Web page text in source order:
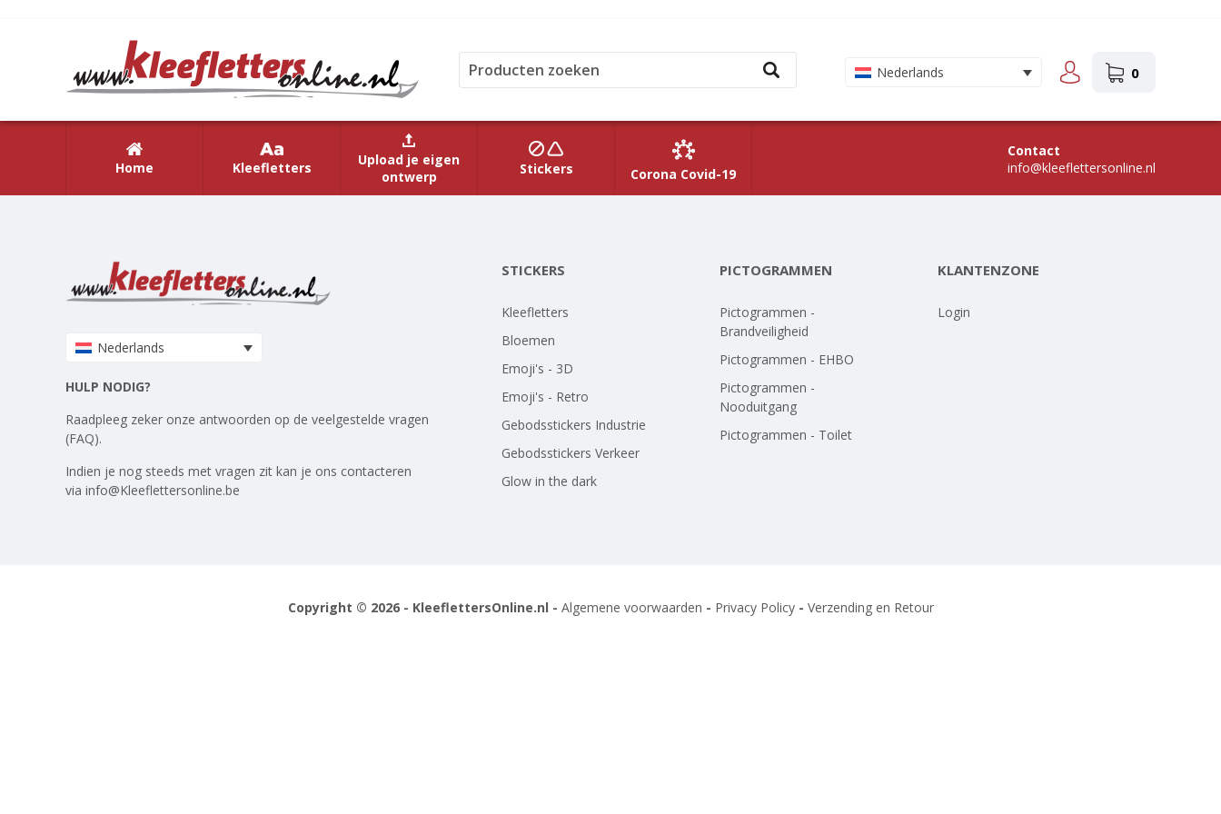
Nederlands 0
Home Kleefletters
Upload je eigen
ontwerp
Stickers Corona Covid-19
Contact
info@kleeflettersonline.nl
Nederlands
HULP NODIG?
Raadpleeg zeker onze antwoorden op de veelgestelde vragen
(FAQ).
Indien je nog steeds met vragen zit kan je ons contacteren
via info@Kleeflettersonline.be
STICKERS
Kleefletters
Bloemen
Emoji's - 3D
Emoji's - Retro
Gebodsstickers Industrie
Gebodsstickers Verkeer
Glow in the dark
PICTOGRAMMEN
Pictogrammen -
Brandveiligheid
Pictogrammen - EHBO
Pictogrammen -
Nooduitgang
Pictogrammen - Toilet
KLANTENZONE
Login
Copyright © 2026 - KleeflettersOnline.nl - Algemene voorwaarden - Privacy Policy- Verzending en Retour